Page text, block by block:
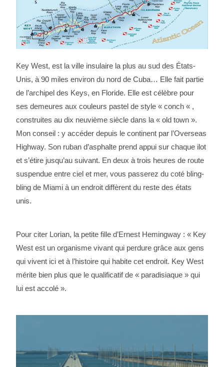
Key West, est la ville insulaire la plus au sud des États-
Unis, à 90 miles environ du nord de Cuba… Elle fait partie
de l’archipel des Keys, en Floride. Elle est célèbre pour
ses demeures aux couleurs pastel de style « conch « ,
construites au dix neuvième siècle dans la « old town ».
Mon conseil : y accéder depuis le continent par l’Overseas
Highway. Son ruban d’asphalte prend appui sur chaque ilot
et s’étire jusqu’au suivant. En deux à trois heures de route
suspendue entre ciel et mer, vous passerez du coté bling-
bling de Miami à un endroit diffèrent du reste des états
unis.
Pour citer Lorian, la petite fille d’Ernest Hemingway : « Key
West est un organisme vivant qui perdure grâce aux gens
qui vivent ici et à l’histoire qui habite cet endroit. Key West
mérite bien plus que le qualificatif de « paradisiaque » qui
lui est accolé ».